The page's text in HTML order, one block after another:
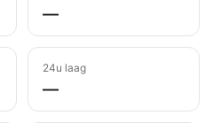
—
24u laag
—